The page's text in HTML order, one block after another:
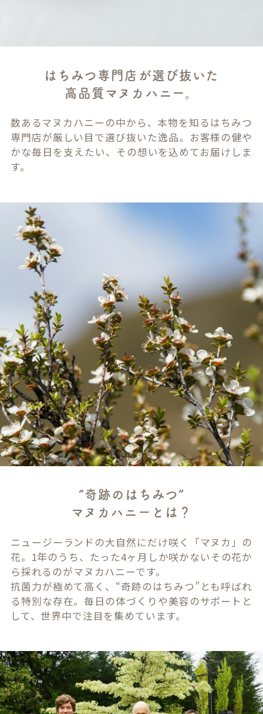
はちみつ専門店が選び抜いた
高品質マヌカハニー。
数あるマヌカハニーの中から、本物を知るはちみつ
専門店が厳しい目で選び抜いた逸品。お客様の健や
かな毎日を支えたい、その想いを込めてお届けしま
す。
“奇跡のはちみつ”
マヌカハニーとは？
ニュージーランドの大自然にだけ咲く「マヌカ」の
花。1年のうち、たった4ヶ月しか咲かないその花か
ら採れるのがマヌカハニーです。
抗菌力が極めて高く、“奇跡のはちみつ”とも呼ばれ
る特別な存在。毎日の体づくりや美容のサポートと
して、世界中で注目を集めています。